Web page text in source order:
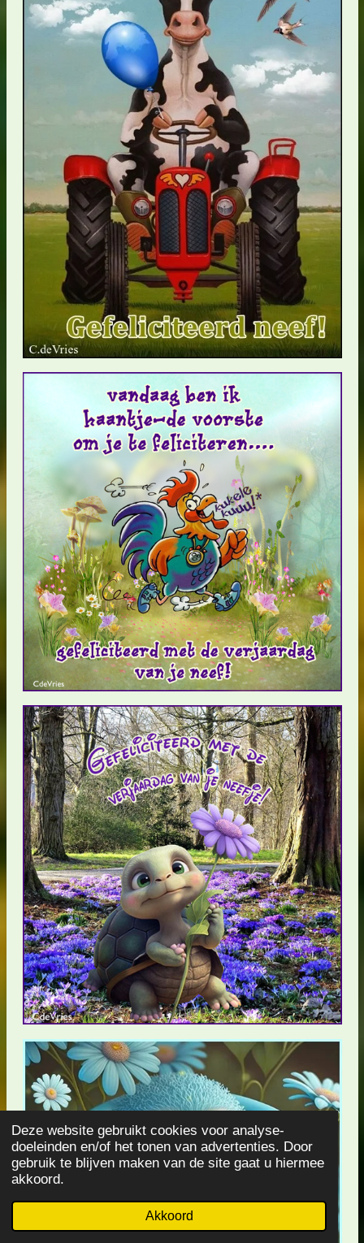
Deze website gebruikt cookies voor analyse-
doeleinden en/of het tonen van advertenties. Door
gebruik te blijven maken van de site gaat u hiermee
akkoord.
Akkoord